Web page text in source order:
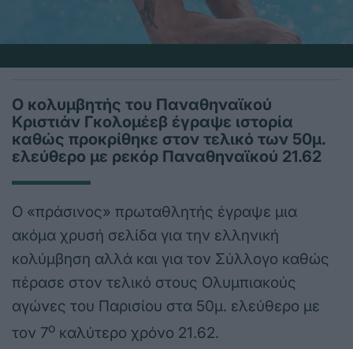
Ο κολυμβητής του Παναθηναϊκού
Κριστιάν Γκολομέεβ έγραψε ιστορία
καθώς προκρίθηκε στον τελικό των 50μ.
ελεύθερο με ρεκόρ Παναθηναϊκού 21.62
Ο «πράσινος» πρωταθλητής έγραψε μια
ακόμα χρυσή σελίδα για την ελληνική
κολύμβηση αλλά και για τον Σύλλογο καθώς
πέρασε στον τελικό στους Ολυμπιακούς
αγώνες του Παρισίου στα 50μ. ελεύθερο με
τον 7ο καλύτερο χρόνο 21.62.